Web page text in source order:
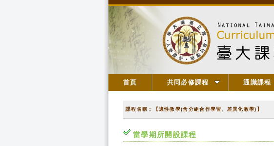
首頁 共同必修課程 通識課程
課程名稱：【適性教學(含分組合作學習、差異化教學)】
當學期所開設課程